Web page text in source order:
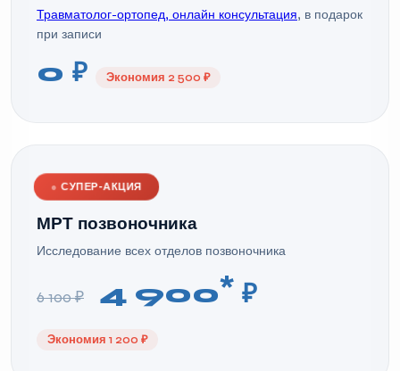
Травматолог-ортопед, онлайн консультация, в подарок
при записи
0 ₽ Экономия 2 500 ₽
● СУПЕР-АКЦИЯ
МРТ позвоночника
Исследование всех отделов позвоночника
6 100 ₽ 4 900* ₽
Экономия 1 200 ₽